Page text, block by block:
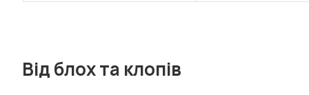
Від блох та клопів